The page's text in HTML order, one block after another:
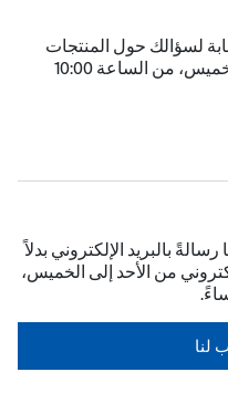
لسؤالك حول المنتجات
من الساعة 00:01
بالبريد الإلكتروني بدلاً
من الأحد إلى الخميس،
لنا